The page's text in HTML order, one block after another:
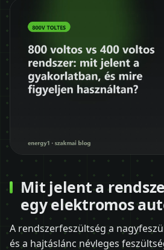
Mit jelent a
egy elektromos
A rendszerfeszültség a
és a hajtáslánc névleges